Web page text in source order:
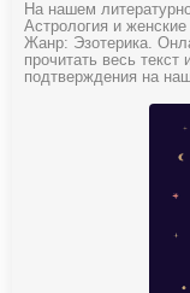
На нашем
Астрология и
Жанр: Эзотерика.
прочитать весь
подтверждения на